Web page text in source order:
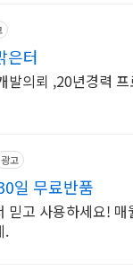
은터
발의뢰 ,20년경력
광고
일 무료반품
믿고 사용하세요!
.